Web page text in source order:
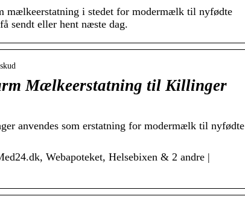
mælkeerstatning i stedet for modermælk til nyfødte
sendt eller hent næste dag.
Mælkeerstatning til Killinger
anvendes som erstatning for modermælk til nyfødte
Webapoteket, Helsebixen & 2 andre |